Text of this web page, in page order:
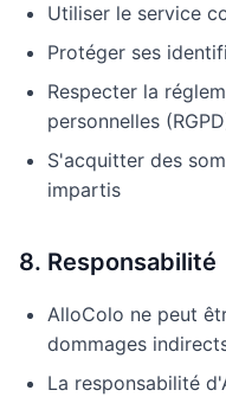
Utiliser le service
Protéger ses
Respecter la
personnelles
S'acquitter des
impartis
8. Responsabilité
AlloColo ne peut
dommages
La responsabilité